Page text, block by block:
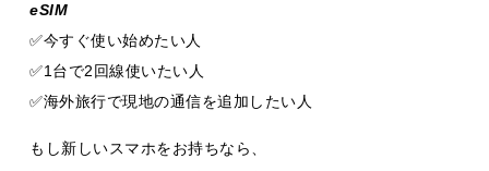
eSIM
✅今すぐ使い始めたい人
✅1台で2回線使いたい人
✅海外旅行で現地の通信を追加したい人
もし新しいスマホをお持ちなら、